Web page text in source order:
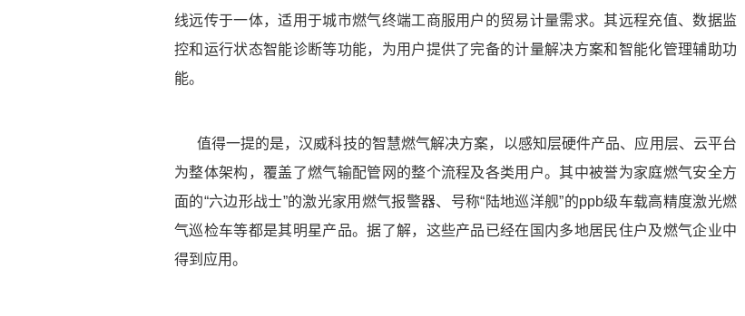
线远传于一体，适用于城市燃气终端工商服用户的贸易计量需求。其远程充值、数据监
控和运行状态智能诊断等功能，为用户提供了完备的计量解决方案和智能化管理辅助功
能。
值得一提的是，汉威科技的智慧燃气解决方案，以感知层硬件产品、应用层、云平台
为整体架构，覆盖了燃气输配管网的整个流程及各类用户。其中被誉为家庭燃气安全方
面的“六边形战士”的激光家用燃气报警器、号称“陆地巡洋舰”的ppb级车载高精度激光燃
气巡检车等都是其明星产品。据了解，这些产品已经在国内多地居民住户及燃气企业中
得到应用。